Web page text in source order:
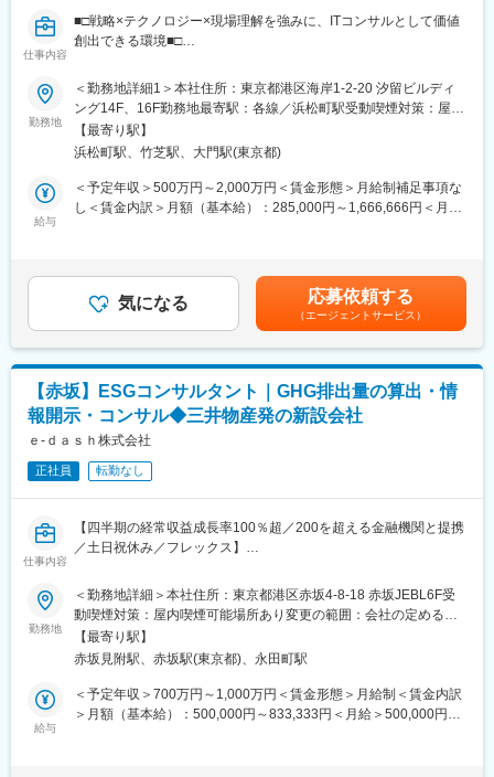
させます。
・複合的なアプローチによる本質的課題解決型の人材開発コンサ
大手コンサルティングファームと同等の総合提案力を発揮し、顧
客固有の複雑な経営課題に向き合います。 決まったパッケージを
提案するのではなく、UMUが保有するAI学習、人材アセスメン
ト、セールス・イネーブルメント等の多様なプロダクト群を、顧
代の人材開発ソリューション」として設計・提案します。
ス（営業成果や事業成長）に深く入り込むことができます。「研
修を行った」という事実ではなく、「組織の売上が上がった」
「行動が変わった」という目に見える成果（ROI）を追求するた
め、経営コンサルティングと同等の高い視座と達成感が得られま
す。
変更の範囲：会社の定める業務
仕事内容
■□戦略×テクノロジー×現場理解を強みに、ITコンサルとして価値
創出できる環境■□
つ実績
●5G／ロボット／クラウド／データなど先端技術領域の大型案件
が中心
●プライム案件比率約9割／5～20名規模のチーム体制で裁量ある
働き方
■業務内容：
IT領域における多様なコンサルティング業務を担っていただきま
す。
・システム導入／刷新プロジェクトの要件定義・設計・推進
・業務プロセス改善、ITを活用した生産性・品質向上の提案
・エンジニア／ベンダーを巻き込んだプロジェクトマネジメント
・顧客との中長期的な関係構築、継続的な改善提案
■業務事例：
通信業界を中心に、EC、流通小売、サービス業など幅広い業界を
支援しています。
・通信：5G×テクノロジーを活用した新サービスの戦略立案支援
・流通小売：ロボット活用による人件費削減および売上向上施策
・システムエンジニア領域：要件定義～開発・テスト・リリース
までの全体統括
・データ領域：DB設計・構築・運用、アナリティクス基盤の設
計・自動化
・アプリケーション：バックエンド／フロントエンド開発
・テクニカルPM：技術起点のプロジェクト推進・進捗管理・チー
勤務地
＜勤務地詳細1＞本社住所：東京都港区海岸1-2-20 汐留ビルディ
ング14F、16F勤務地最寄駅：各線／浜松町駅受動喫煙対策：屋内
全面禁煙＜勤務地詳細2＞首都圏のお客様先住所：顧客先（東京
都・神奈川県・千葉県・埼玉県） 受動喫煙対策：屋内全面禁煙変
【最寄り駅】
浜松町駅、竹芝駅、大門駅(東京都)
給与
＜予定年収＞500万円～2,000万円＜賃金形態＞月給制補足事項な
し＜賃金内訳＞月額（基本給）：285,000円～1,666,666円＜月給
与：年2回賃金はあくまでも目安の金額であり、選考を通じて上下
する可能性があります。月給(月額)は固定手当を含めた表記です。
気になる 応募依頼する
（エージェントサービス）
【赤坂】ESGコンサルタント｜GHG排出量の算出・情
報開示・コンサル◆三井物産発の新設会社
ｅ‐ｄａｓｈ株式会社
正社員 転勤なし
仕事内容
【四半期の経常収益成長率100％超／200を超える金融機関と提携
／土日祝休み／フレックス】
■業務内容：
お客様の温室効果ガス（GHG）排出量の算出や情報開示、排出量
削減に向けたコンサルティングサービスの提供を担って頂きま
す。また専門知識を活かして、新たな機能やサービスの開発をチ
ームとともに立案、連携しながら、自社プロダクトの進化を推進
して頂くことを期待します。
勤務地
＜勤務地詳細＞本社住所：東京都港区赤坂4-8-18 赤坂JEBL6F受
動喫煙対策：屋内喫煙可能場所あり変更の範囲：会社の定める事
業所
【最寄り駅】
赤坂見附駅、赤坂駅(東京都)、永田町駅
給与
＜予定年収＞700万円～1,000万円＜賃金形態＞月給制＜賃金内訳
＞月額（基本給）：500,000円～833,333円＜月給＞500,000円～